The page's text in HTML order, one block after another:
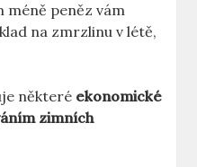
méně peněz vám
na zmrzlinu v létě,
některé ekonomické
zimních